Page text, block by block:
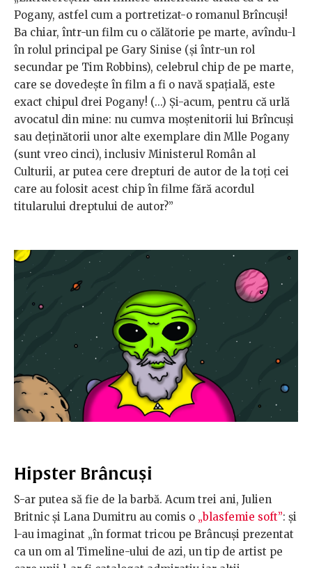
Pogany, astfel cum a portretizat-o romanul Brîncuşi!
Ba chiar, într-un film cu o călătorie pe marte, avîndu-l
în rolul principal pe Gary Sinise (şi într-un rol
secundar pe Tim Robbins), celebrul chip de pe marte,
care se dovedeşte în film a fi o navă spaţială, este
exact chipul drei Pogany! (...) Şi-acum, pentru că urlă
avocatul din mine: nu cumva moştenitorii lui Brîncuşi
sau deţinătorii unor alte exemplare din Mlle Pogany
(sunt vreo cinci), inclusiv Ministerul Român al
Culturii, ar putea cere drepturi de autor de la toţi cei
care au folosit acest chip în filme fără acordul
titularului dreptului de autor?”
Hipster Brâncuși
S-ar putea să fie de la barbă. Acum trei ani, Julien
Britnic și Lana Dumitru au comis o „blasfemie soft”: și
l-au imaginat „în format tricou pe Brâncuşi prezentat
ca un om al Timeline-ului de azi, un tip de artist pe